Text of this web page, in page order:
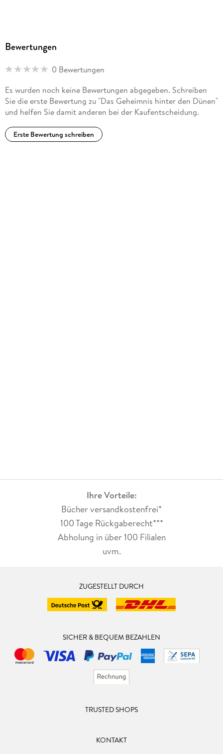
Bewertungen
0 Bewertungen
Es wurden noch keine Bewertungen abgegeben. Schreiben
Sie die erste Bewertung zu "Das Geheimnis hinter den Dünen"
und helfen Sie damit anderen bei der Kaufentscheidung.
Erste Bewertung schreiben
Ihre Vorteile:
Bücher versandkostenfrei*
100 Tage Rückgaberecht***
Abholung in über 100 Filialen
uvm.
ZUGESTELLT DURCH
SICHER & BEQUEM BEZAHLEN
TRUSTED SHOPS
KONTAKT